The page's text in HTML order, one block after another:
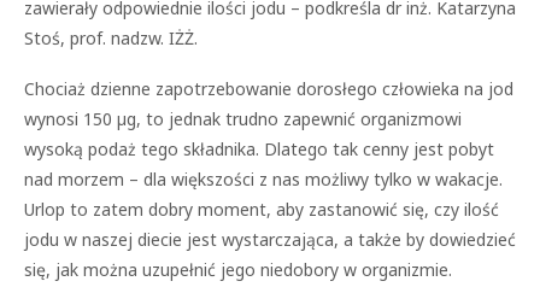
zawierały odpowiednie ilości jodu – podkreśla dr inż. Katarzyna
Stoś, prof. nadzw. IŻŻ.
Chociaż dzienne zapotrzebowanie dorosłego człowieka na jod
wynosi 150 µg, to jednak trudno zapewnić organizmowi
wysoką podaż tego składnika. Dlatego tak cenny jest pobyt
nad morzem – dla większości z nas możliwy tylko w wakacje.
Urlop to zatem dobry moment, aby zastanowić się, czy ilość
jodu w naszej diecie jest wystarczająca, a także by dowiedzieć
się, jak można uzupełnić jego niedobory w organizmie.